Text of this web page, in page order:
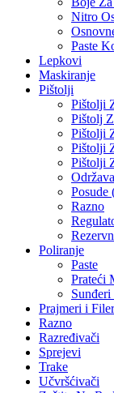
Nitro
Paste
Lepkovi
Maskiranje
Pištolji
Pištolji
Pištolj
Pištolji
Pištolji
Pištolji
Posude
Razno
Poliranje
Paste
Prateći
Prajmeri i
Razno
Razređivači
Sprejevi
Trake
Učvršćivači